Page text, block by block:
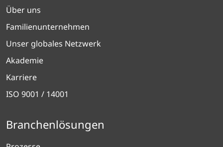
Über uns
Familienunternehmen
Unser globales Netzwerk
Akademie
Karriere
ISO 9001 / 14001
Branchenlösungen